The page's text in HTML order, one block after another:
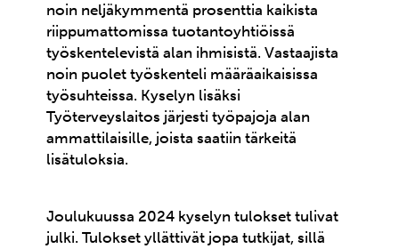
noin neljäkymmentä prosenttia kaikista
riippumattomissa tuotantoyhtiöissä
työskentelevistä alan ihmisistä. Vastaajista
noin puolet työskenteli määräaikaisissa
työsuhteissa. Kyselyn lisäksi
Työterveyslaitos järjesti työpajoja alan
ammattilaisille, joista saatiin tärkeitä
lisätuloksia.
Joulukuussa 2024 kyselyn tulokset tulivat
julki. Tulokset yllättivät jopa tutkijat, sillä